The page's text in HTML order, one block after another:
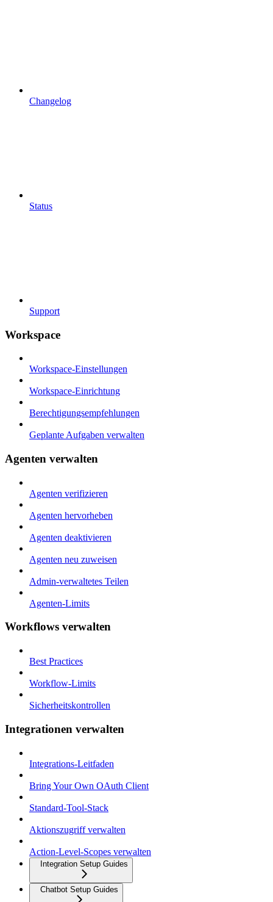
Changelog
Status
Support
Workspace
Workspace-Einstellungen
Workspace-Einrichtung
Berechtigungsempfehlungen
Geplante Aufgaben verwalten
Agenten verwalten
Agenten verifizieren
Agenten hervorheben
Agenten deaktivieren
Agenten neu zuweisen
Admin-verwaltetes Teilen
Agenten-Limits
Workflows verwalten
Best Practices
Workflow-Limits
Sicherheitskontrollen
Integrationen verwalten
Integrations-Leitfaden
Bring Your Own OAuth Client
Standard-Tool-Stack
Aktionszugriff verwalten
Action-Level-Scopes verwalten
Integration Setup Guides
Chatbot Setup Guides